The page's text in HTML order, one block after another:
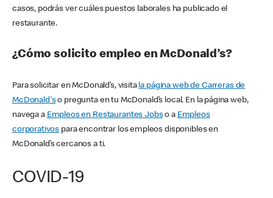
casos, podrás ver cuáles puestos laborales ha publicado el
restaurante.
¿Cómo solicito empleo en McDonald’s?
Para solicitar en McDonald’s, visita la página web de Carreras de
McDonald'so pregunta en tu McDonald’s local. En la página web,
navega a Empleos en Restaurantes Jobso a Empleos
corporativos para encontrar los empleos disponibles en
McDonald’s cercanos a ti.
COVID-19